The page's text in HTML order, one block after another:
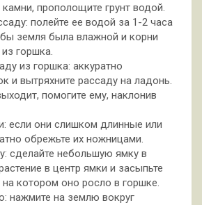
прополощите грунт водой.
полейте ее водой за 1-2 часа
земля была влажной и корни
горшка.
из горшка: аккуратно
и вытряхните рассаду на ладонь.
помогите ему, наклонив
если они слишком длинные или
обрежьте их ножницами.
сделайте небольшую ямку в
в центр ямки и засыпьте
котором оно росло в горшке.
нажмите на землю вокруг